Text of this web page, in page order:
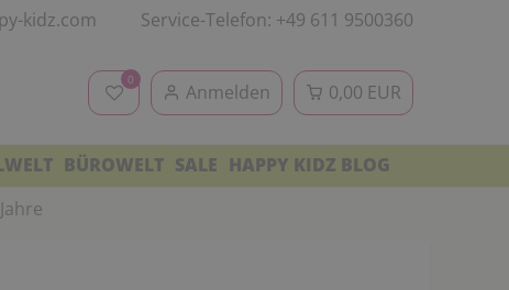
kidz.com Service-Telefon: +49 611 9500360
0
Anmelden 0,00 EUR
BÜROWELT SALE HAPPY KIDZ BLOG